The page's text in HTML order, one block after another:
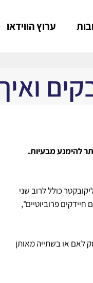
ערוץ הווידאו
להימנע מבעיות.
כולל לרוב שני
פרוביוטיים",
לאם או בשתייה מאותן